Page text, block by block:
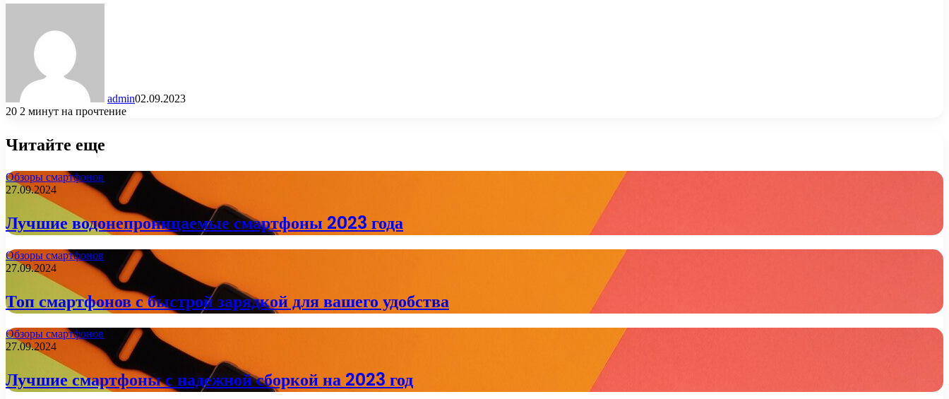
admin02.09.2023
20 2 минут на прочтение
Читайте еще
Обзоры смартфонов
27.09.2024
Лучшие водонепроницаемые смартфоны 2023 года
Обзоры смартфонов
27.09.2024
Топ смартфонов с быстрой зарядкой для вашего удобства
Обзоры смартфонов
27.09.2024
Лучшие смартфоны с надежной сборкой на 2023 год